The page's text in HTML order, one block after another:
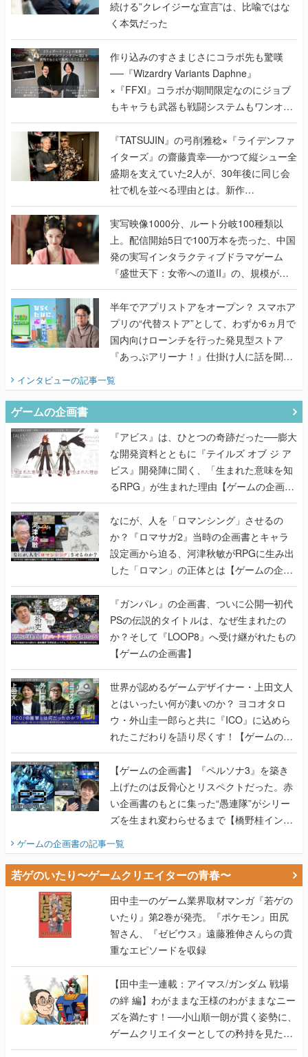
続ける”クレイジーな宣言”は、比喩ではな
く本気だった
作り込みのすさまじさにコラボ先も驚嘆
──『Wizardry Variants Daphne』
×『FFXI』コラボが期間限定なのにジョブ
もキャラも武器も戦闘システムもワンオフ
で作り込まれた理由を両ディレクターに聞
く
『TATSUJIN』の弓削雅稔×『ライデンファ
イターズ』の齋藤貴幸──かつて縦シュー全
盛期を支えていた2人が、30年後に同じ会
社で机を並べる理由とは。新作
『TATSUJIN EXTREME』で初タッグを組
んだレジェンド2人に訊く開発秘話
実写映像1000分、ルート分岐100種類以
上。配信開始5日で100万本を売った、中国
発の実写インタラクティブドラマゲーム
『盛世天下：女帝への道II』の、規模が違
うこだわりをプロデューサーに聞いた
半年でアプリストアをオープン？ スマホア
プリの“代替ストア”として、わずか6ヵ月で
国内向けローンチを行った発見型ストア
『あっぷアリーナ！』仕掛け人に話を聞い
インタビューの記事一覧
ゲームの企画書
『アビス』は、ひとつの奇跡だった──膨大
な開発資料とともに『テイルズ オブ ジ ア
ビス』開発陣に聞く、「生まれた意味を知
るRPG」が生まれた理由【ゲームの企画
書】
なにが、人を「ロマンシング」させるの
か？『ロマサガ2』当時の企画書とキャラ
設定画から迫る、河津秋敏がRPGに生み出
した「ロマン」の正体とは【ゲームの企画
書】
『ガンパレ』の企画書、ついに公開━初代
PSの伝説的タイトルは、なぜ生まれたの
か？そして『LOOP8』へ受け継がれたもの
【ゲームの企画書】
世界が認めるゲームデザイナー・上田文人
とはいったい何が凄いのか？ ヨコオタロ
ウ・外山圭一郎らと共に『ICO』に込めら
れたこだわりを語り尽くす！【ゲームの企
画書】
【ゲームの企画書】『ペルソナ3』を築き
上げたのは反骨心とリスペクトだった。赤
い企画書のもとに集った“愚連隊”がシリー
ズを生まれ変わらせるまで【橋野桂インタ
ゲームの企画書の記事一覧
若ゲのいたり〜ゲームクリエイターの青春〜
田中圭一のゲーム業界取材マンガ『若ゲの
いたり』第2巻が発売。『ポケモン』田尻
智さん、『ゼビウス』遠藤雅伸さんらの貴
重なエピソードを収録
【田中圭一連載：アイマス/ガンダム 戦場
の絆 編】わがままな王様のわがままなニー
ズを満たす！──小山順一朗が貫く姿勢に、
ゲームクリエイターとしての矜持を見た
【若ゲのいたり最終回】